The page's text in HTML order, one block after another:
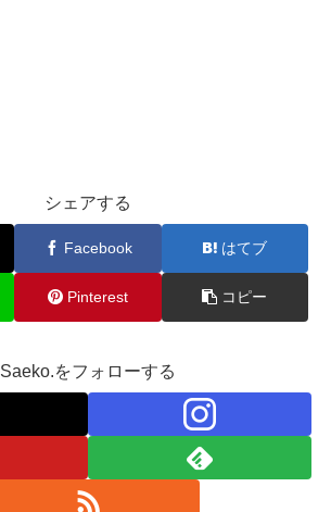
シェアする
Facebook はてブ
Pinterest コピー
Saeko.をフォローする